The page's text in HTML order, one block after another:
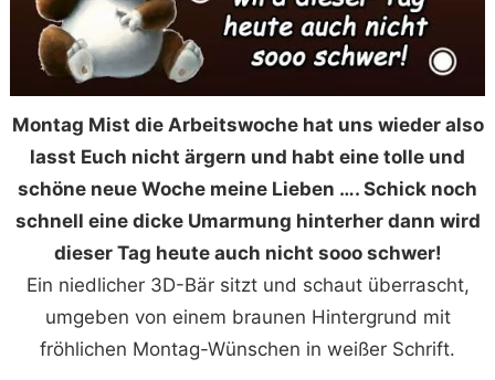
Montag Mist die Arbeitswoche hat uns wieder also
lasst Euch nicht ärgern und habt eine tolle und
schöne neue Woche meine Lieben …. Schick noch
schnell eine dicke Umarmung hinterher dann wird
dieser Tag heute auch nicht sooo schwer!
Ein niedlicher 3D-Bär sitzt und schaut überrascht,
umgeben von einem braunen Hintergrund mit
fröhlichen Montag-Wünschen in weißer Schrift.